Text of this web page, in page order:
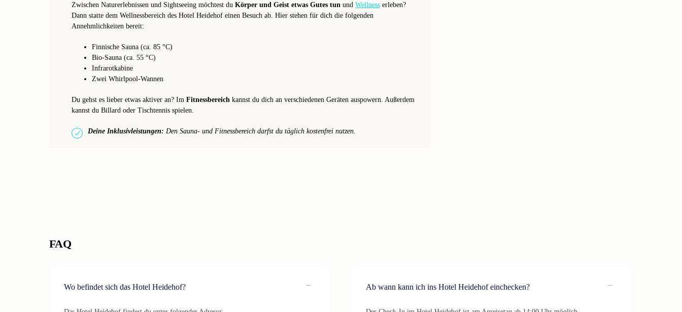
Zwischen Naturerlebnissen und Sightseeing möchtest du Körper und Geist etwas Gutes tun und Wellness erleben?
Dann statte dem Wellnessbereich des Hotel Heidehof einen Besuch ab. Hier stehen für dich die folgenden
Annehmlichkeiten bereit:
Finnische Sauna (ca. 85 °C)
Bio-Sauna (ca. 55 °C)
Infrarotkabine
Zwei Whirlpool-Wannen
Du gehst es lieber etwas aktiver an? Im Fitnessbereich kannst du dich an verschiedenen Geräten auspowern. Außerdem
kannst du Billard oder Tischtennis spielen.
Deine Inklusivleistungen: Den Sauna- und Fitnessbereich darfst du täglich kostenfrei nutzen.
FAQ
Wo befindet sich das Hotel Heidehof? Ab wann kann ich ins Hotel Heidehof einchecken?